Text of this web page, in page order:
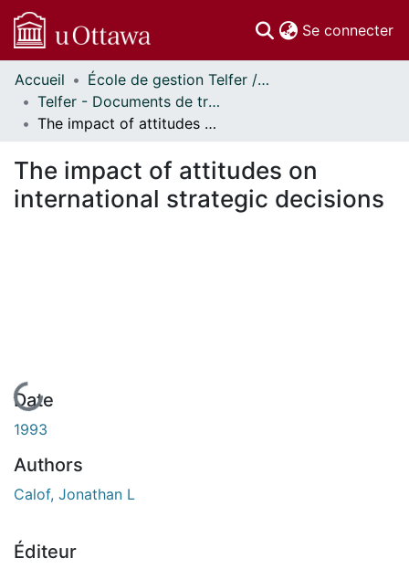
Se connecter
Communautés
et collections
Parcourir
À propos
Accueil
École de gestion Telfer // Telfer School of Management
Telfer - Documents de travail // Telfer - Working Papers
The impact of attitudes on international strategic decisions
The impact of attitudes on
international strategic decisions
En cours de chargement...
Date
1993
Authors
Calof, Jonathan L
Éditeur